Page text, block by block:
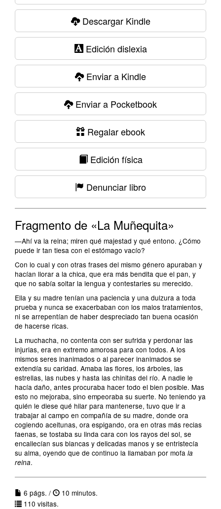
Descargar Kindle
Edición dislexia
Enviar a Kindle
Enviar a Pocketbook
Regalar ebook
Edición física
Denunciar libro
Fragmento de «La Muñequita»
—Ahí va la reina; miren qué majestad y qué entono. ¿Cómo
puede ir tan tiesa con el estómago vacío?
Con lo cual y con otras frases del mismo género apuraban y
hacían llorar a la chica, que era más bendita que el pan, y
que no sabía soltar la lengua y contestarles su merecido.
Ella y su madre tenían una paciencia y una dulzura a toda
prueba y nunca se exacerbaban con los malos tratamientos,
ni se arrepentían de haber despreciado tan buena ocasión
de hacerse ricas.
La muchacha, no contenta con ser sufrida y perdonar las
injurias, era en extremo amorosa para con todos. A los
mismos seres inanimados o al parecer inanimados se
extendía su caridad. Amaba las flores, los árboles, las
estrellas, las nubes y hasta las chinitas del río. A nadie le
hacía daño, antes procuraba hacer todo el bien posible. Mas
esto no mejoraba, sino empeoraba su suerte. No teniendo ya
quién le diese qué hilar para mantenerse, tuvo que ir a
trabajar al campo en compañía de su madre, donde ora
cogiendo aceitunas, ora espigando, ora en otras más recias
faenas, se tostaba su linda cara con los rayos del sol, se
encallecían sus blancas y delicadas manos y se entristecía
su alma, oyendo que de continuo la llamaban por mofa la
reina.
6 págs. /
10 minutos.
110 visitas.